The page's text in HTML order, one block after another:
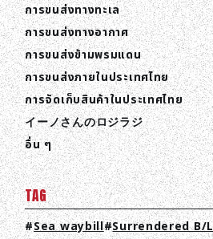
การขนส่งทางทะเล
การขนส่งทางอากาศ
การขนส่งข้ามพรมแดน
การขนส่งภายในประเทศไทย
การจัดเก็บสินค้าในประเทศไทย
イーノさんのロジラジ
อื่น ๆ
TAG
Sea waybill Surrendered B/L